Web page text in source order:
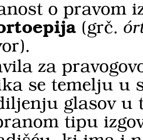
o pravom
(grč.
za
se temelju u
glasov u
tipu